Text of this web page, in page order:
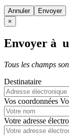
Annuler
×
Envoyer à
Tous les champs
Destinataire
Vos coordonnées
Votre adresse